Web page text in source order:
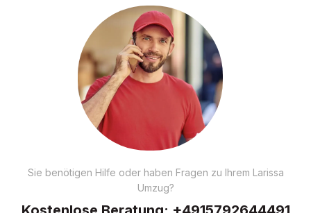
Sie benötigen Hilfe oder haben Fragen zu Ihrem Larissa
Umzug?